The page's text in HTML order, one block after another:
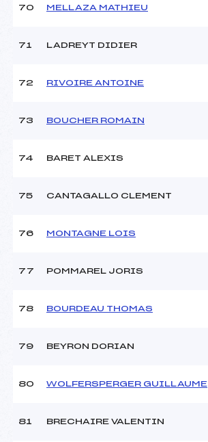
70 MELLAZA MATHIEU
71 LADREYT DIDIER
72 RIVOIRE ANTOINE
73 BOUCHER ROMAIN
74 BARET ALEXIS
75 CANTAGALLO CLEMENT
76 MONTAGNE LOIS
77 POMMAREL JORIS
78 BOURDEAU THOMAS
79 BEYRON DORIAN
80 WOLFERSPERGER GUILLAUME
81 BRECHAIRE VALENTIN